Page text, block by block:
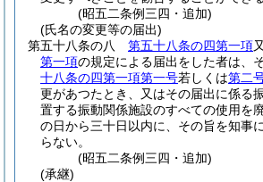
(昭五二条例三四・追加)
(氏名の変更等の届出)
第五十八条の八
第五十八条の四第一項
第一項の規定による届出をした者は、
十八条の四第一項第一号若しくは第二
更があつたとき、又はその届出に係る
置する振動関係施設のすべての使用を
の日から三十日以内に、その旨を知事
らない。
(昭五二条例三四・追加)
(承継)